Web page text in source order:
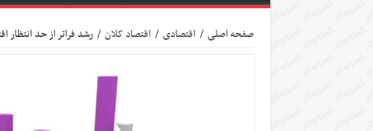
صفحه اصلی / اقتصادی / اقتصاد کلان / رشد فراتر از حد انتظار